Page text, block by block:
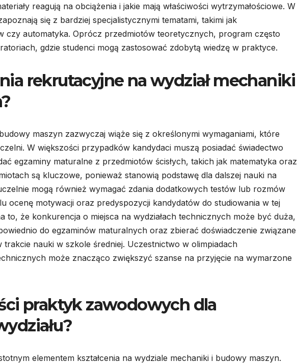
reagują na obciążenia i jakie mają właściwości wytrzymałościowe. W
się z bardziej specjalistycznymi tematami, takimi jak
czy automatyka. Oprócz przedmiotów teoretycznych, program często
gdzie studenci mogą zastosować zdobytą wiedzę w praktyce.
rekrutacyjne na wydział mechaniki
maszyn zazwyczaj wiąże się z określonymi wymaganiami, które
W większości przypadków kandydaci muszą posiadać świadectwo
egzaminy maturalne z przedmiotów ścisłych, takich jak matematyka oraz
są kluczowe, ponieważ stanowią podstawę dla dalszej nauki na
mogą również wymagać zdania dodatkowych testów lub rozmów
ocenę motywacji oraz predyspozycji kandydatów do studiowania w tej
to, że konkurencja o miejsca na wydziałach technicznych może być duża,
do egzaminów maturalnych oraz zbierać doświadczenie związane
nauki w szkole średniej. Uczestnictwo w olimpiadach
może znacząco zwiększyć szanse na przyjęcie na wymarzone
praktyk zawodowych dla
elementem kształcenia na wydziale mechaniki i budowy maszyn.